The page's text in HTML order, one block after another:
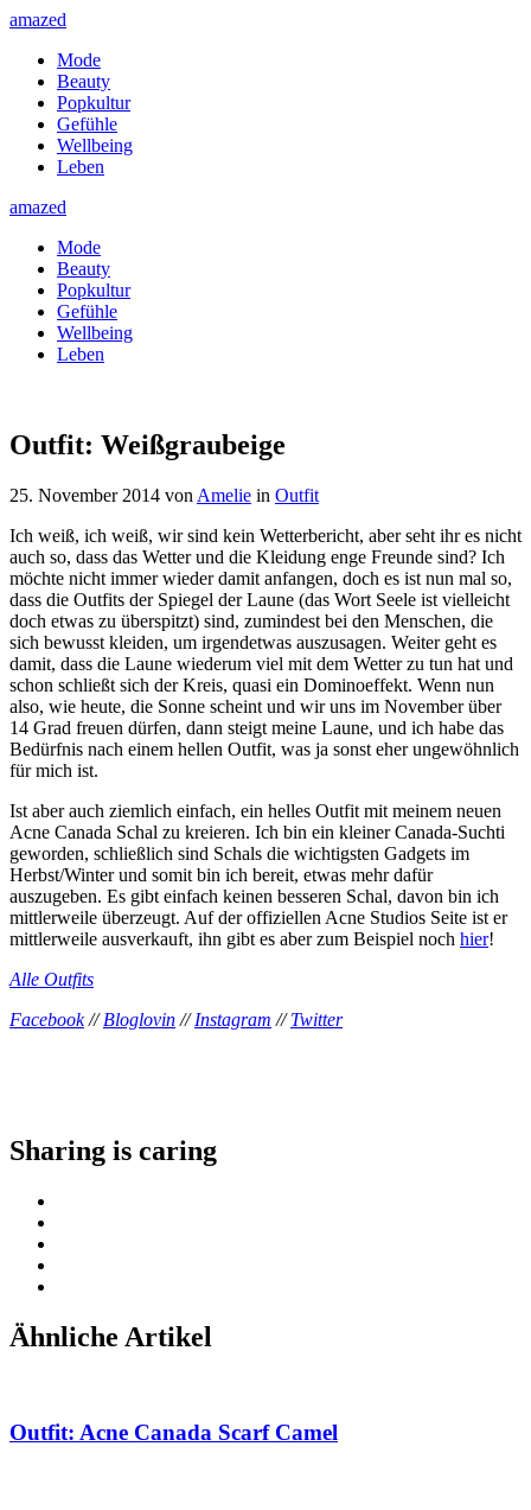
amazed
Mode
Beauty
Popkultur
Gefühle
Wellbeing
Leben
amazed
Mode
Beauty
Popkultur
Gefühle
Wellbeing
Leben
Outfit: Weißgraubeige
25. November 2014 von Amelie in Outfit
Ich weiß, ich weiß, wir sind kein Wetterbericht, aber seht ihr es nicht
auch so, dass das Wetter und die Kleidung enge Freunde sind? Ich
möchte nicht immer wieder damit anfangen, doch es ist nun mal so,
dass die Outfits der Spiegel der Laune (das Wort Seele ist vielleicht
doch etwas zu überspitzt) sind, zumindest bei den Menschen, die
sich bewusst kleiden, um irgendetwas auszusagen. Weiter geht es
damit, dass die Laune wiederum viel mit dem Wetter zu tun hat und
schon schließt sich der Kreis, quasi ein Dominoeffekt. Wenn nun
also, wie heute, die Sonne scheint und wir uns im November über
14 Grad freuen dürfen, dann steigt meine Laune, und ich habe das
Bedürfnis nach einem hellen Outfit, was ja sonst eher ungewöhnlich
für mich ist.
Ist aber auch ziemlich einfach, ein helles Outfit mit meinem neuen
Acne Canada Schal zu kreieren. Ich bin ein kleiner Canada-Suchti
geworden, schließlich sind Schals die wichtigsten Gadgets im
Herbst/Winter und somit bin ich bereit, etwas mehr dafür
auszugeben. Es gibt einfach keinen besseren Schal, davon bin ich
mittlerweile überzeugt. Auf der offiziellen Acne Studios Seite ist er
mittlerweile ausverkauft, ihn gibt es aber zum Beispiel noch hier!
Alle Outfits
Facebook//Bloglovin //Instagram //Twitter
Sharing is caring
Ähnliche Artikel
Outfit: Acne Canada Scarf Camel